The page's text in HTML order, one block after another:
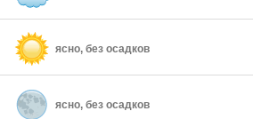
ясно, без осадков
ясно, без осадков